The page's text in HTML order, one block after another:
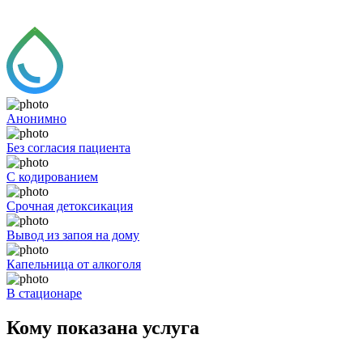
Анонимно
Без согласия пациента
С кодированием
Срочная детоксикация
Вывод из запоя на дому
Капельница от алкоголя
В стационаре
Кому показана услуга